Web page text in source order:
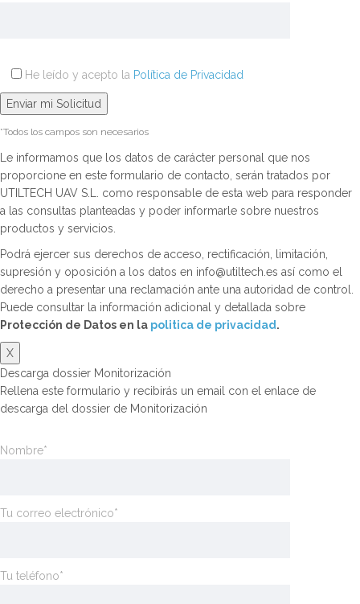
He leído y acepto la Política de Privacidad
*Todos los campos son necesarios
Le informamos que los datos de carácter personal que nos
proporcione en este formulario de contacto, serán tratados por
UTILTECH UAV S.L. como responsable de esta web para responder
a las consultas planteadas y poder informarle sobre nuestros
productos y servicios.
Podrá ejercer sus derechos de acceso, rectificación, limitación,
supresión y oposición a los datos en info@utiltech.es así como el
derecho a presentar una reclamación ante una autoridad de control.
Puede consultar la información adicional y detallada sobre
Protección de Datos en la politica de privacidad .
X
Descarga dossier Monitorización
Rellena este formulario y recibirás un email con el enlace de
descarga del dossier de Monitorización
Nombre*
Tu correo electrónico*
Tu teléfono*